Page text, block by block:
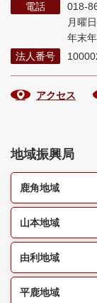
電話
018-
月曜
年末
法人番号
アクセス
地域振興局
鹿角地域
山本地域
由利地域
平鹿地域